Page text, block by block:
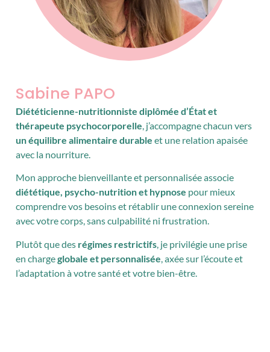
Sabine PAPO
Diététicienne-nutritionniste diplômée d’État et
thérapeute psychocorporelle, j’accompagne chacun vers
un équilibre alimentaire durable et une relation apaisée
avec la nourriture.
Mon approche bienveillante et personnalisée associe
diététique, psycho-nutrition et hypnose pour mieux
comprendre vos besoins et rétablir une connexion sereine
avec votre corps, sans culpabilité ni frustration.
Plutôt que des régimes restrictifs , je privilégie une prise
en chargeglobale et personnalisée , axée sur l’écoute et
l’adaptation à votre santé et votre bien-être.